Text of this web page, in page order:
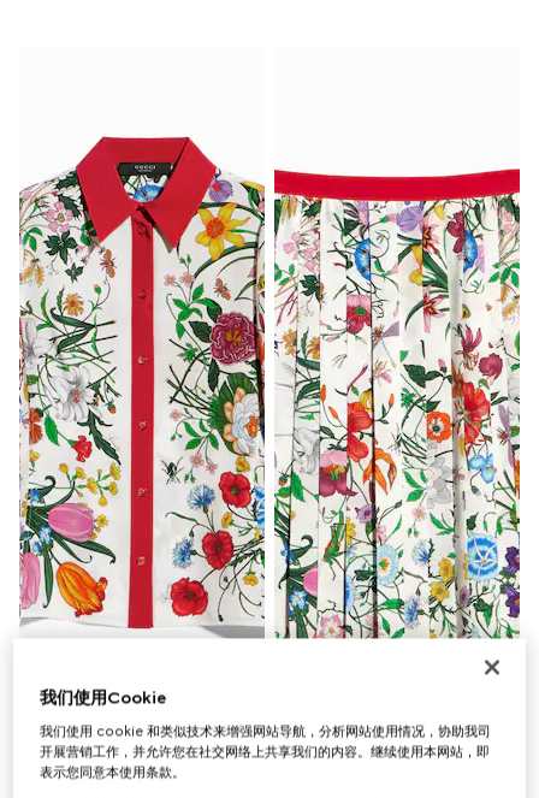
我们使用Cookie
我们使用 cookie 和类似技术来增强网站导航，分析网站使用情况，协助我司
开展营销工作，并允许您在社交网络上共享我们的内容。继续使用本网站，即
表示您同意本使用条款。